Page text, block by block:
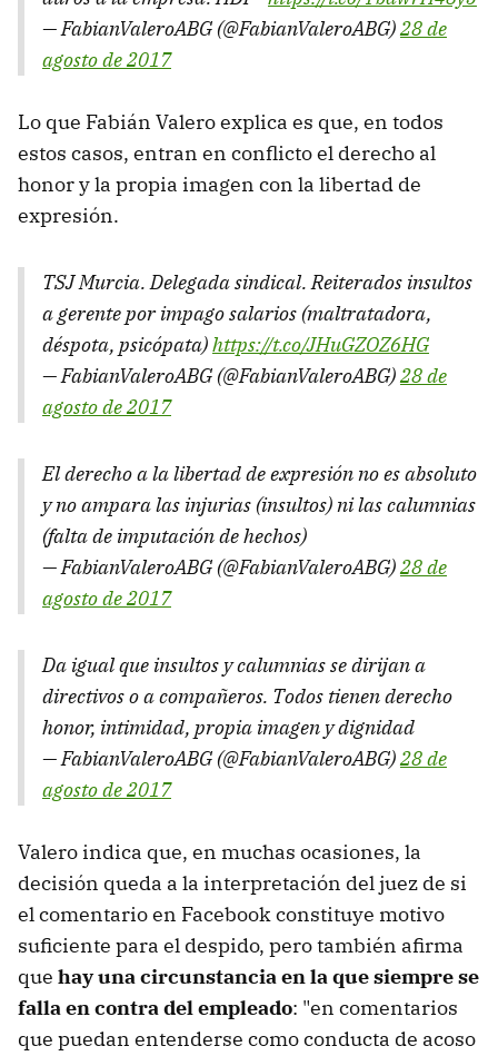
— FabianValeroABG (@FabianValeroABG)28 de
agosto de 2017
Lo que Fabián Valero explica es que, en todos
estos casos, entran en conflicto el derecho al
honor y la propia imagen con la libertad de
expresión.
TSJ Murcia. Delegada sindical. Reiterados insultos
a gerente por impago salarios (maltratadora,
déspota, psicópata)https://t.co/JHuGZOZ6HG
— FabianValeroABG (@FabianValeroABG)28 de
agosto de 2017
El derecho a la libertad de expresión no es absoluto
y no ampara las injurias (insultos) ni las calumnias
(falta de imputación de hechos)
— FabianValeroABG (@FabianValeroABG)28 de
agosto de 2017
Da igual que insultos y calumnias se dirijan a
directivos o a compañeros. Todos tienen derecho
honor, intimidad, propia imagen y dignidad
— FabianValeroABG (@FabianValeroABG)28 de
agosto de 2017
Valero indica que, en muchas ocasiones, la
decisión queda a la interpretación del juez de si
el comentario en Facebook constituye motivo
suficiente para el despido, pero también afirma
que hay una circunstancia en la que siempre se
falla en contra del empleado: "en comentarios
que puedan entenderse como conducta de acoso